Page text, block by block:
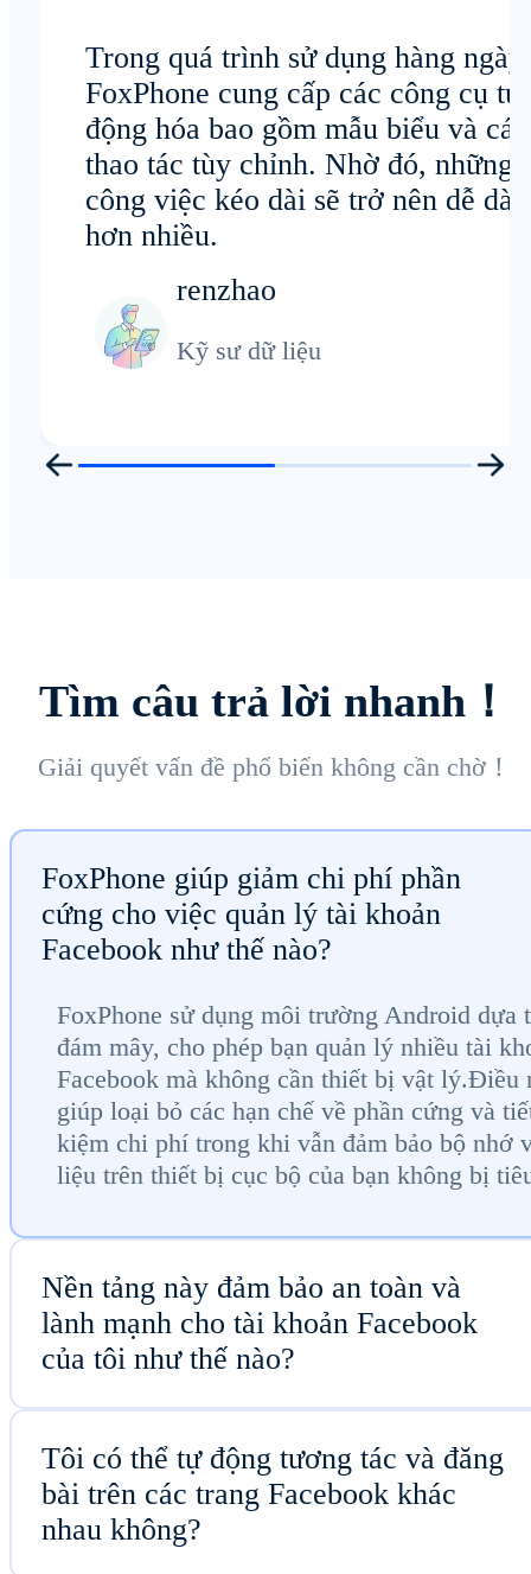
Trong quá trình sử dụng hàng ngày,
FoxPhone cung cấp các công cụ tự
động hóa bao gồm mẫu biểu và các
thao tác tùy chỉnh. Nhờ đó, những
công việc kéo dài sẽ trở nên dễ
hơn nhiều.
renzhao
Kỹ sư dữ liệu
Tìm câu trả lời nhanh！
Giải quyết vấn đề phổ biến không cần chờ！
FoxPhone giúp giảm chi phí phần
cứng cho việc quản lý tài khoản
Facebook như thế nào?
FoxPhone sử dụng môi trường Android dựa
đám mây, cho phép bạn quản lý nhiều tài
Facebook mà không cần thiết bị vật lý.Điều
giúp loại bỏ các hạn chế về phần cứng và
kiệm chi phí trong khi vẫn đảm bảo bộ nhớ
liệu trên thiết bị cục bộ của bạn không bị
Nền tảng này đảm bảo an toàn và
lành mạnh cho tài khoản Facebook
của tôi như thế nào?
Tôi có thể tự động tương tác và đăng
bài trên các trang Facebook khác
nhau không?